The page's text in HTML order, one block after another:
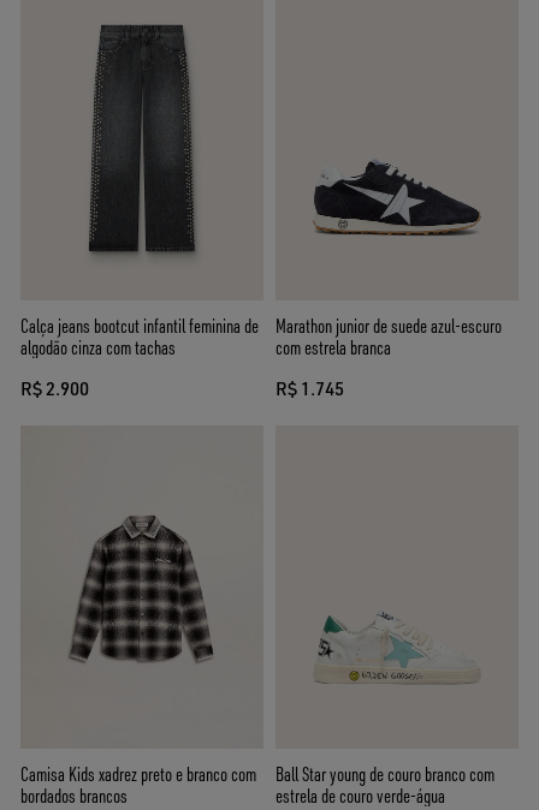
Calça jeans bootcut infantil feminina de
algodão cinza com tachas
R$ 2.900
Marathon junior de suede azul-escuro
com estrela branca
R$ 1.745
Camisa Kids xadrez preto e branco com
bordados brancos
Ball Star young de couro branco com
estrela de couro verde-água